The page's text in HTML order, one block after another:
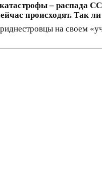
– распада
происходят. Так ли
на своем